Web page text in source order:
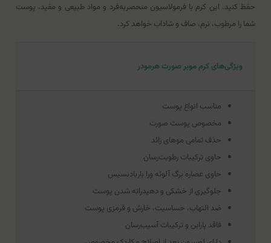
حفظ کنید. این کرم با فرمولاسیون منحصربه‌فرد و مواد طبیعی و مفید، پوست
شما را مرطوب، نرم، صاف و شاداب خواهد کرد.
ویژگی‌های کرم موبر صورت هرمودر
مناسب انواع پوست
مخصوص پوست صورت
حذف تمامی موهای زائد
حاوی ترکیبات رطوبت‌رسان
حاوی عصاره برگ آلوئه ورا باربادنسیس
جلوگیری از خشکی و دهیدراته شدن پوست
ضد التهاب، حساسیت، خارش و قرمزی پوست
فاقد پارابن و ترکیبات آسیب‌رسان